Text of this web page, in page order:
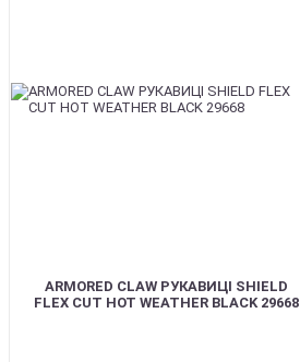
ARMORED CLAW РУКАВИЦІ SHIELD
FLEX CUT HOT WEATHER BLACK 29668